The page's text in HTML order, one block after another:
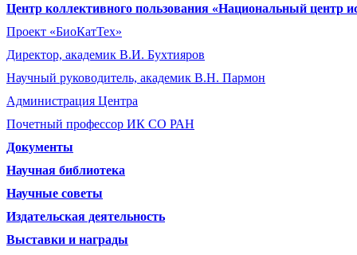
Центр коллективного пользования «Национальный центр
Проект «БиоКатТех»
Директор, академик В.И. Бухтияров
Научный руководитель, академик В.Н. Пармон
Администрация Центра
Почетный профессор ИК СО РАН
Документы
Научная библиотека
Научные советы
Издательская деятельность
Выставки и награды